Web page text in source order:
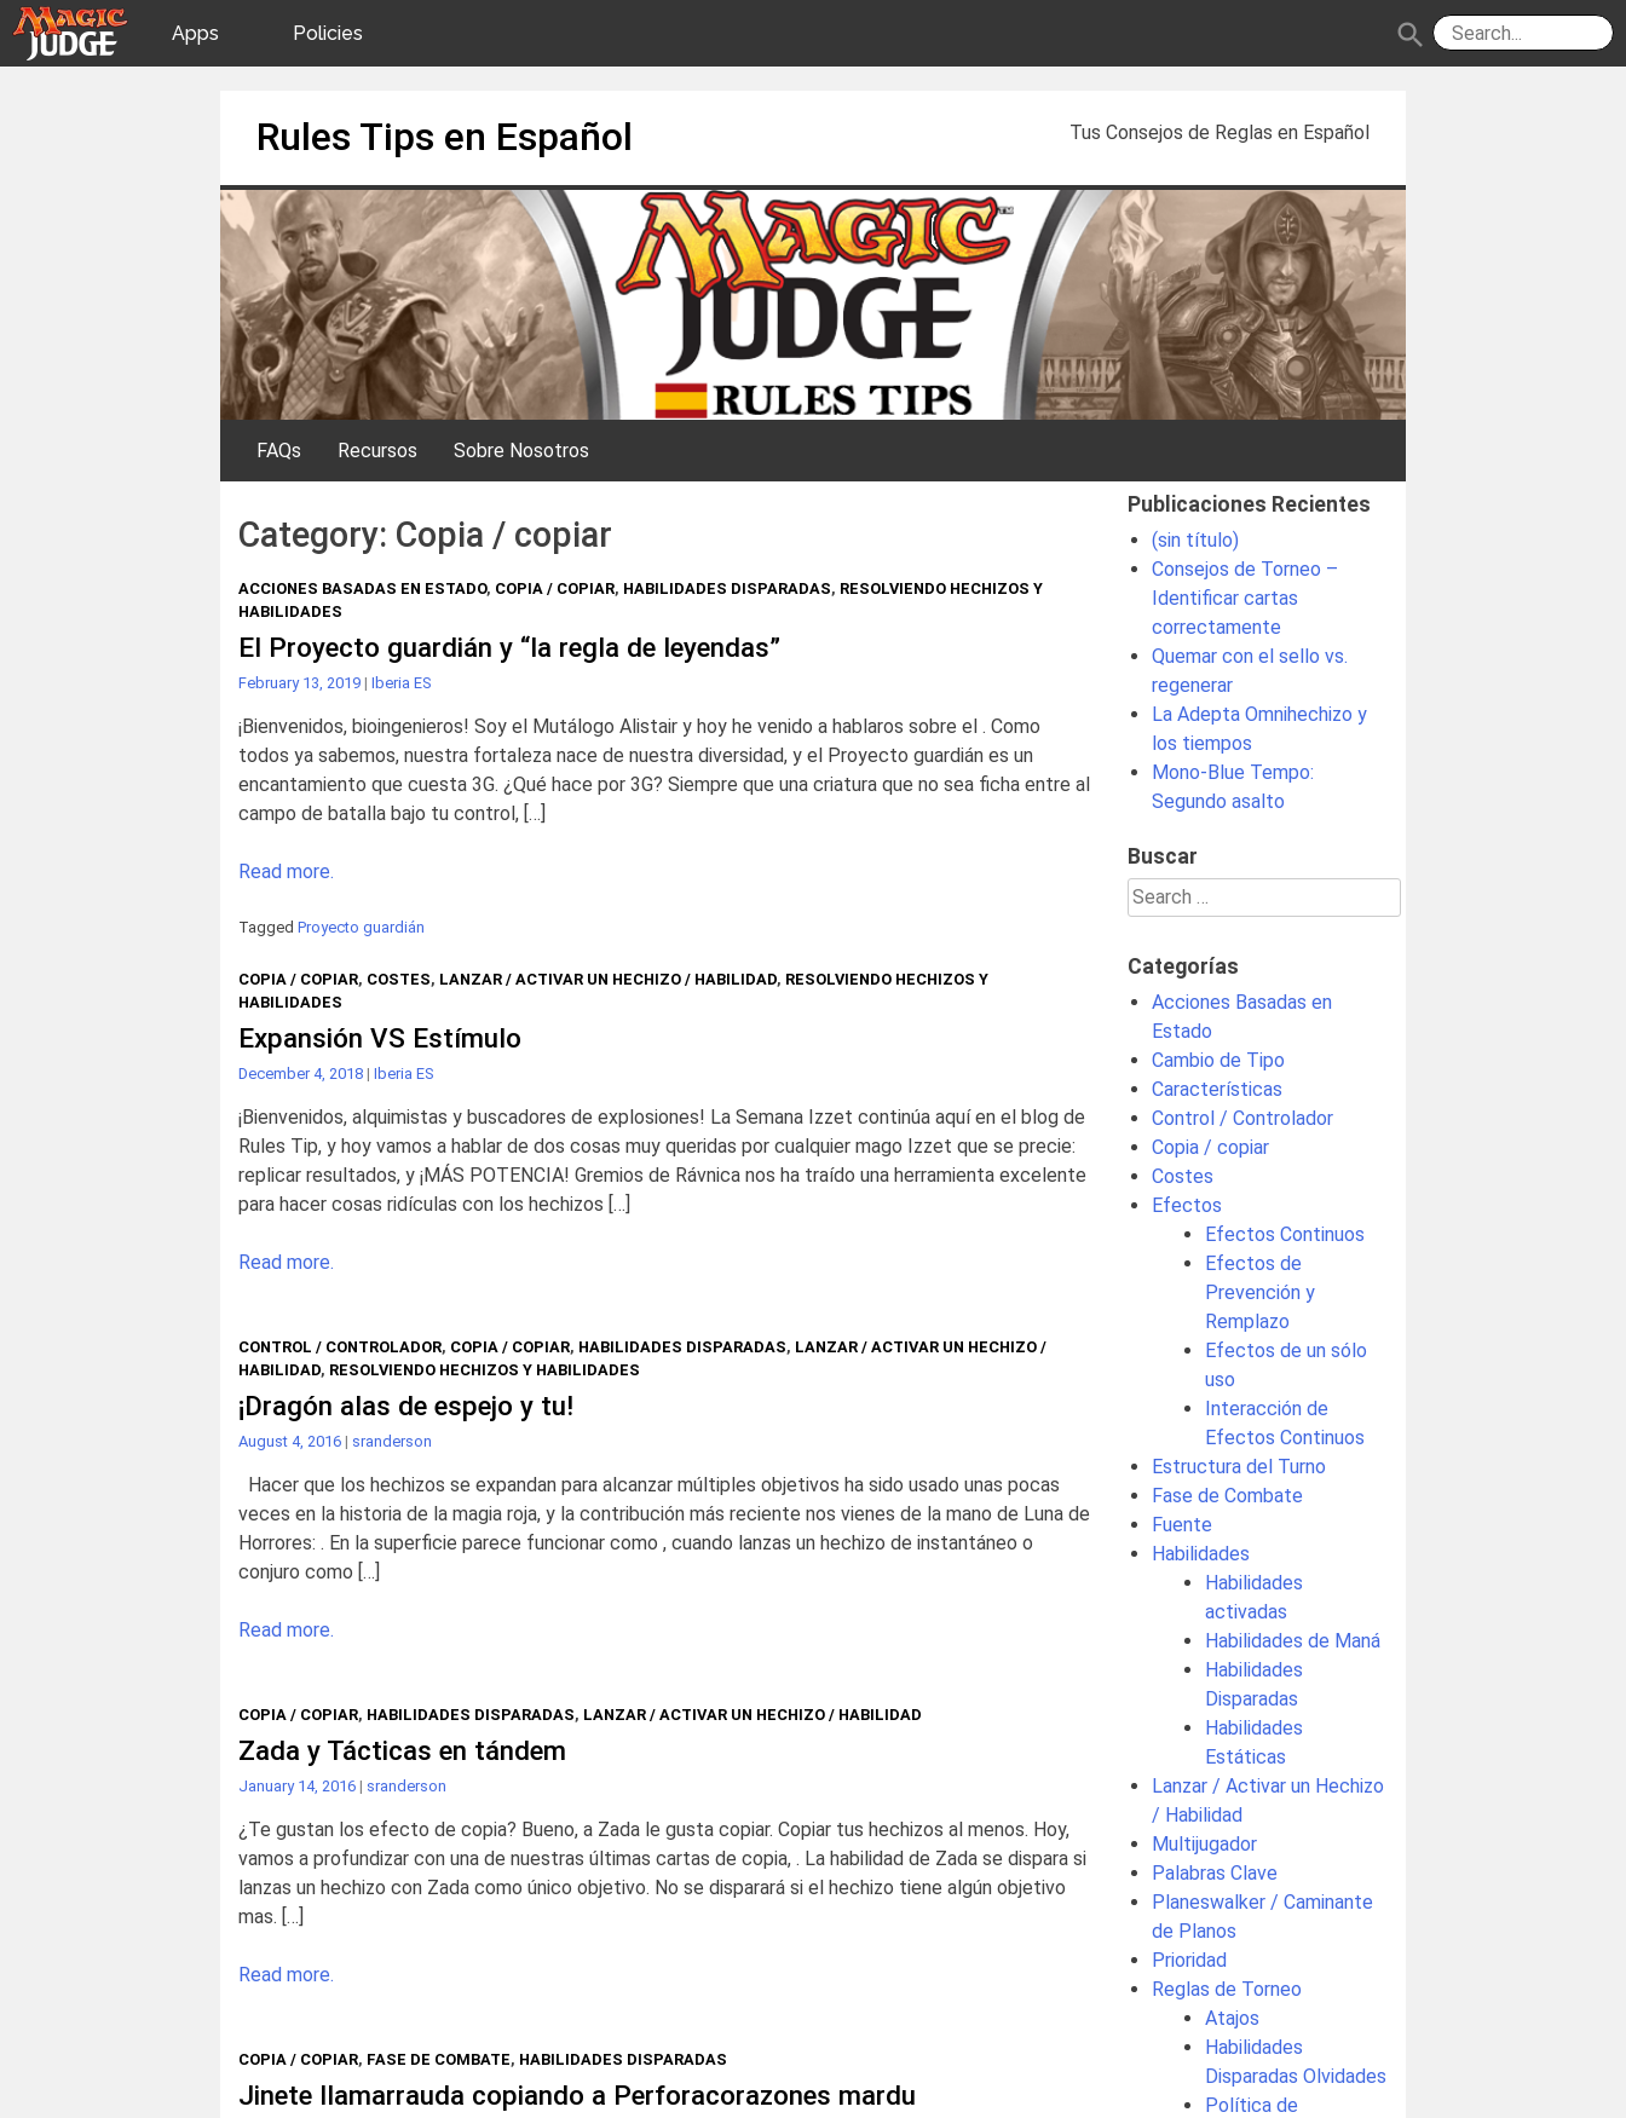
Apps
Judges
Policies search
Rules Tips en Español Tus Consejos de Reglas en Español
FAQs Recursos Sobre Nosotros
Category: Copia / copiar
ACCIONES BASADAS EN ESTADO, COPIA / COPIAR, HABILIDADES DISPARADAS, RESOLVIENDO HECHIZOS Y
HABILIDADES
El Proyecto guardián y “la regla de leyendas”
February 13, 2019 | Iberia ES
¡Bienvenidos, bioingenieros! Soy el Mutálogo Alistair y hoy he venido a hablaros sobre el . Como
todos ya sabemos, nuestra fortaleza nace de nuestra diversidad, y el Proyecto guardián es un
encantamiento que cuesta 3G. ¿Qué hace por 3G? Siempre que una criatura que no sea ficha entre al
campo de batalla bajo tu control, […]
Read more.
Tagged Proyecto guardián
COPIA / COPIAR, COSTES, LANZAR / ACTIVAR UN HECHIZO / HABILIDAD, RESOLVIENDO HECHIZOS Y
HABILIDADES
Expansión VS Estímulo
December 4, 2018 | Iberia ES
¡Bienvenidos, alquimistas y buscadores de explosiones! La Semana Izzet continúa aquí en el blog de
Rules Tip, y hoy vamos a hablar de dos cosas muy queridas por cualquier mago Izzet que se precie:
replicar resultados, y ¡MÁS POTENCIA! Gremios de Rávnica nos ha traído una herramienta excelente
para hacer cosas ridículas con los hechizos […]
Read more.
CONTROL / CONTROLADOR, COPIA / COPIAR, HABILIDADES DISPARADAS, LANZAR / ACTIVAR UN HECHIZO /
HABILIDAD, RESOLVIENDO HECHIZOS Y HABILIDADES
¡Dragón alas de espejo y tu!
August 4, 2016 | sranderson
Hacer que los hechizos se expandan para alcanzar múltiples objetivos ha sido usado unas pocas
veces en la historia de la magia roja, y la contribución más reciente nos vienes de la mano de Luna de
Horrores: . En la superficie parece funcionar como , cuando lanzas un hechizo de instantáneo o
conjuro como […]
Read more.
COPIA / COPIAR, HABILIDADES DISPARADAS, LANZAR / ACTIVAR UN HECHIZO / HABILIDAD
Zada y Tácticas en tándem
January 14, 2016 | sranderson
¿Te gustan los efecto de copia? Bueno, a Zada le gusta copiar. Copiar tus hechizos al menos. Hoy,
vamos a profundizar con una de nuestras últimas cartas de copia, . La habilidad de Zada se dispara si
lanzas un hechizo con Zada como único objetivo. No se disparará si el hechizo tiene algún objetivo
mas. […]
Read more.
COPIA / COPIAR, FASE DE COMBATE, HABILIDADES DISPARADAS
Jinete llamarrauda copiando a Perforacorazones mardu
Publicaciones Recientes
(sin título)
Consejos de Torneo –
Identificar cartas
correctamente
Quemar con el sello vs.
regenerar
La Adepta Omnihechizo y
los tiempos
Mono-Blue Tempo:
Segundo asalto
Buscar
Search
for:
Categorías
Acciones Basadas en
Estado
Cambio de Tipo
Características
Control / Controlador
Copia / copiar
Costes
Efectos
Efectos Continuos
Efectos de
Prevención y
Remplazo
Efectos de un sólo
uso
Interacción de
Efectos Continuos
Estructura del Turno
Fase de Combate
Fuente
Habilidades
Habilidades
activadas
Habilidades de Maná
Habilidades
Disparadas
Habilidades
Estáticas
Lanzar / Activar un Hechizo
/ Habilidad
Multijugador
Palabras Clave
Planeswalker / Caminante
de Planos
Prioridad
Reglas de Torneo
Atajos
Habilidades
Disparadas Olvidades
Política de